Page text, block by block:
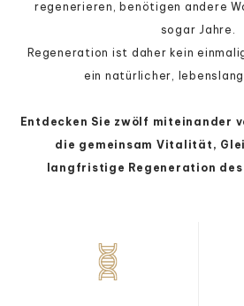
regenerieren, benötigen andere
sogar Jahre.
Regeneration ist daher kein
ein natürlicher,
Entdecken Sie zwölf miteinander
die gemeinsam Vitalität,
langfristige Regeneration